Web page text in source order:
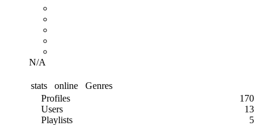
N/A
stats online
Genres
Profiles
170
Users
13
Playlists
5